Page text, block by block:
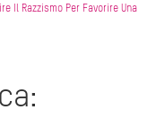
Il Razzismo Per Favorire Una